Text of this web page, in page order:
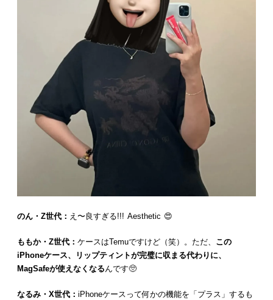
のん・Z世代： え〜良すぎる!!! Aesthetic 😍
ももか・Z世代： ケースはTemuですけど（笑）。ただ、 この
iPhoneケース、リップティントが完璧に収まる代わりに、
MagSafeが使えなくなるんです🥺
なるみ・X世代： iPhoneケースって何かの機能を「プラス」するも